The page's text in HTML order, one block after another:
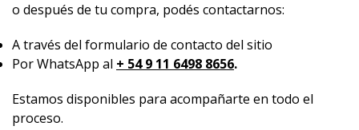
o después de tu compra, podés contactarnos:
A través del formulario de contacto del sitio
Por WhatsApp al + 54 9 11 6498 8656.
Estamos disponibles para acompañarte en todo el
proceso.